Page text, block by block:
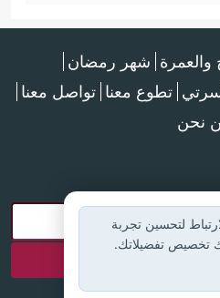
والعمرة شهر رمضان
تطوع معنا تواصل معنا
نحن
لتحسين تجربة
تخصيص تفضيلاتك.